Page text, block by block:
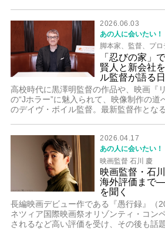
2026.06.03
あの人に会いたい！
脚本家、監督、プ
「忍びの家」
賢人と新会社
ル監督が語る
高校時代に黒澤明監督の作品や、映画『
の“Jホラー”に魅入られて、映像制作の道
のデイヴ・ボイル監督。最新監督作となる
2026.04.17
あの人に会いたい！
映画監督 石川 慶
映画監督・石
海外評価まで
を聞く
長編映画デビュー作である『愚行録』（
ネツィア国際映画祭オリゾンティ・コン
されるなど高い評価を受け、その後も話